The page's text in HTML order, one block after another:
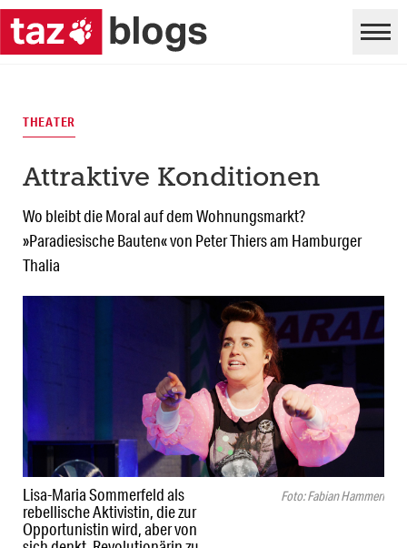
Lisa-Maria Sommerfeld als
rebellische Aktivistin, die zur
Opportunistin wird, aber von
Foto: Fabian Hammerl
THEATER
Attraktive Konditionen
Wo bleibt die Moral auf dem Wohnungsmarkt?
»Paradiesische Bauten« von Peter Thiers am Hamburger
Thalia